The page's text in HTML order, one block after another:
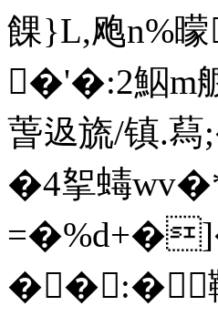
餜}L,飑n%
�'�:2鮂m
萅﨤旒/镇.蕮
�4挐蝳
�� :�鞂